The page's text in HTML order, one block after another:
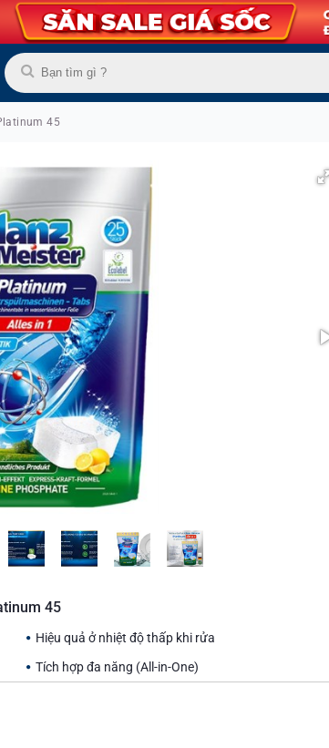
45
45
Hiệu quả ở nhiệt độ thấp khi rửa
Tích hợp đa năng (All-in-One)